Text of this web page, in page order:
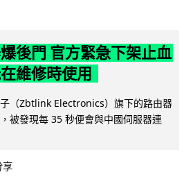
後門 官方緊急下架止血
維修時使用
（Zbtlink Electronics）旗下的路由器
被發現每 35 秒便會與中國伺服器連
享